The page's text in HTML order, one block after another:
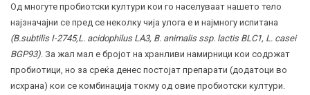
Од многуте пробиотски култури кои го населуваат нашето тело
најзначајни се пред се неколку чија улога е и најмногу испитана
(B.subtilis I-2745,L. acidophilus LA3, B. animalis ssp. lactis BLC1, L. casei
BGP93) . За жал мал е бројот на хранливи намирници кои содржат
пробиотици , но за среќа денес постојат препарати (додатоци во
исхрана) кои се комбинација токму од овие пробиотски култури.